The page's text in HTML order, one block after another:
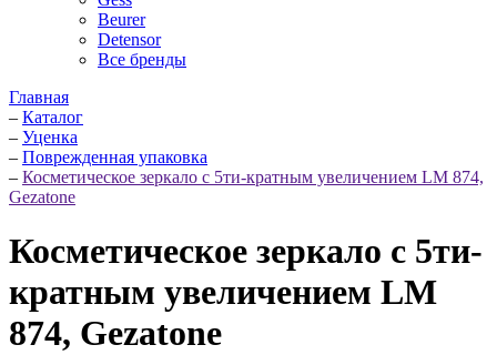
Beurer
Detensor
Все бренды
Главная
– Каталог
– Уценка
– Поврежденная упаковка
– Косметическое зеркало с 5ти-кратным увеличением LM 874,
Gezatone
Косметическое зеркало с 5ти-
кратным увеличением LM
874, Gezatone